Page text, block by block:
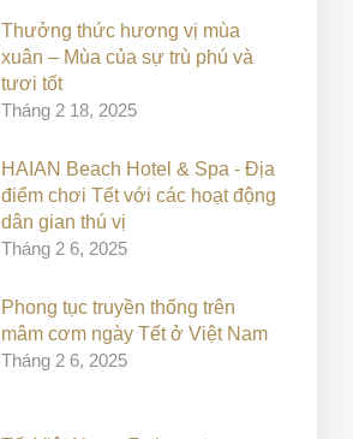
Thưởng thức hương vị mùa
xuân – Mùa của sự trù phú và
tươi tốt
Tháng 2 18, 2025
HAIAN Beach Hotel & Spa - Địa
điểm chơi Tết với các hoạt động
dân gian thú vị
Tháng 2 6, 2025
Phong tục truyền thống trên
mâm cơm ngày Tết ở Việt Nam
Tháng 2 6, 2025